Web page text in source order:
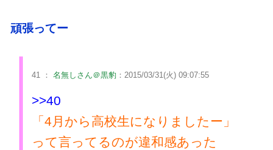
頑張ってー
41 ： 名無しさん＠黒豹 ：2015/03/31(火) 09:07:55
>>40
「4月から高校生になりましたー」
って言ってるのが違和感あった